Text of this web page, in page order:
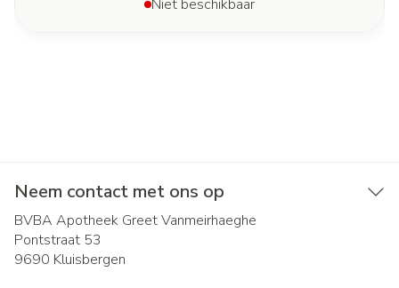
Niet beschikbaar
Neem contact met ons op
BVBA Apotheek Greet Vanmeirhaeghe
Pontstraat 53
9690 Kluisbergen